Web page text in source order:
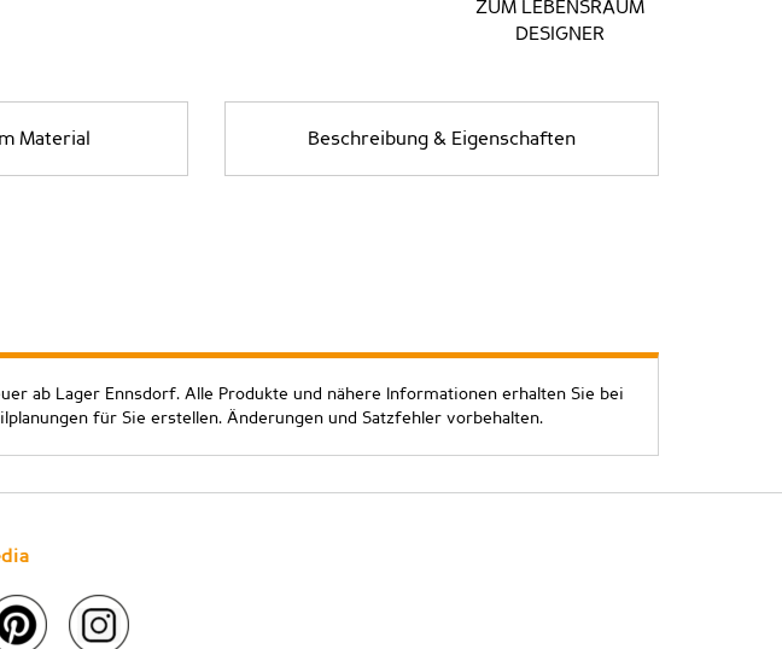
ZUM LEBENSRAUM
DESIGNER
Material Beschreibung & Eigenschaften
ab Lager Ennsdorf. Alle Produkte und nähere Informationen erhalten Sie bei
für Sie erstellen. Änderungen und Satzfehler vorbehalten.